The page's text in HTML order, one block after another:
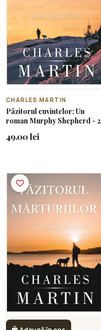
CHARLES MARTIN
Păzitorul cuvintelor: Un
roman Murphy Shepherd - 2
49.00 lei